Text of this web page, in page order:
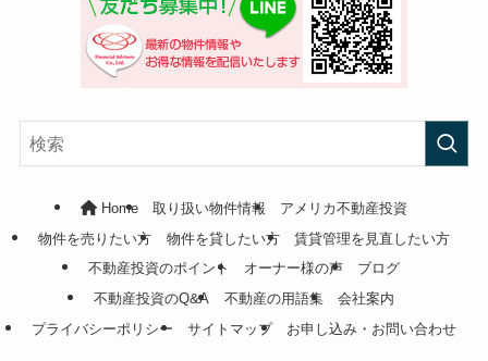
Home 取り扱い物件情報
アメリカ不動産投資
物件を売りたい方
物件を貸したい方
賃貸管理を見直したい方
不動産投資のポイント
オーナー様の声
ブログ
不動産投資のQ&A
不動産の用語集
会社案内
プライバシーポリシー
サイトマップ お申し込み・お問い合わせ